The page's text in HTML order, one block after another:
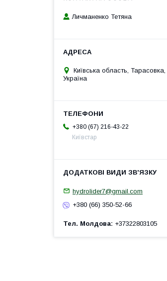
Личманенко Тетяна
Київська область, Тарасовка,
Україна
+380 (67) 216-43-22
Київстар
hydrolider7@gmail.com
+380 (66) 350-52-66
Тел. Молдова +37322803105